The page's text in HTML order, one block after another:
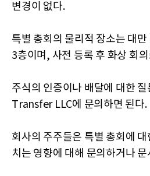
변경이 없다.
특별 총회의 물리적 장소는 대
3층이며, 사전 등록 후 화상 회
주식의 인증이나 배달에 대한
Transfer LLC에 문의하면 된다.
회사의 주주들은 특별 총회에 대
치는 영향에 대해 문의하거나